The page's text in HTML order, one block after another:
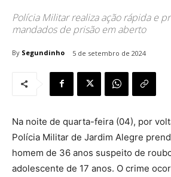
Polícia Militar realiza ação rápida e
mandados de prisão em aberto
By Segundinho 5 de setembro de 2024
Na noite de quarta-feira (04), por
Polícia Militar de Jardim Alegre
homem de 36 anos suspeito de
adolescente de 17 anos. O crime